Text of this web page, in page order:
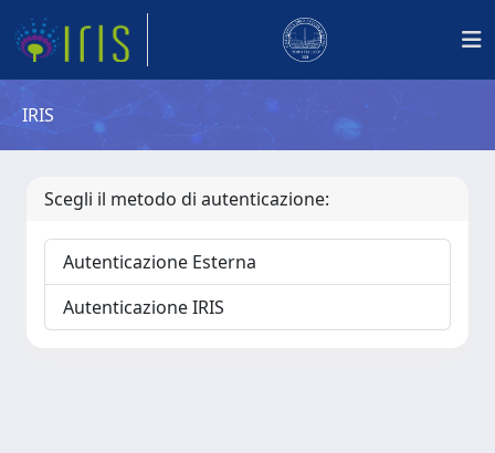
IRIS
Scegli il metodo di autenticazione:
Autenticazione Esterna
Autenticazione IRIS